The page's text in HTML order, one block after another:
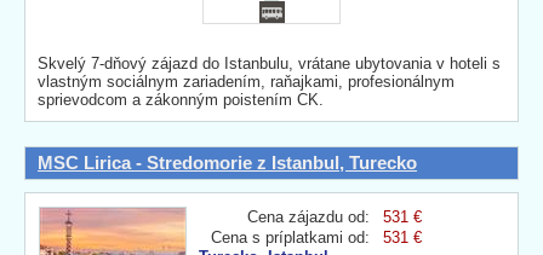
Skvelý 7-dňový zájazd do Istanbulu, vrátane ubytovania v hoteli s
vlastným sociálnym zariadením, raňajkami, profesionálnym
sprievodcom a zákonným poistením CK.
MSC Lirica - Stredomorie z Istanbul, Turecko
Cena zájazdu od:
531 €
Cena s príplatkami od:
531 €